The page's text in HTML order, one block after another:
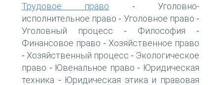
Трудовое право -Уголовно-
исполнительное право - Уголовное право -
Уголовный процесс - Философия -
Финансовое право - Хозяйственное право
- Хозяйственный процесс - Экологическое
право - Ювенальное право - Юридическая
техника - Юридическая этика и правовая